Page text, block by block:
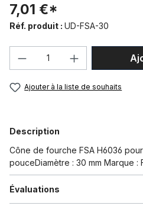
7,01 €*
Réf. produit : UD-FSA-30
Quantité de produit
Ajouter à la liste de souhaits
Description
Cône de fourche FSA H6036
pouceDiamètre : 30 mm Marque :
Évaluations